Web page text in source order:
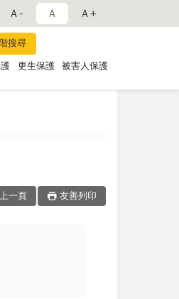
Ａ- Ａ Ａ+
更生保護 被害人保護
一頁 友善列印